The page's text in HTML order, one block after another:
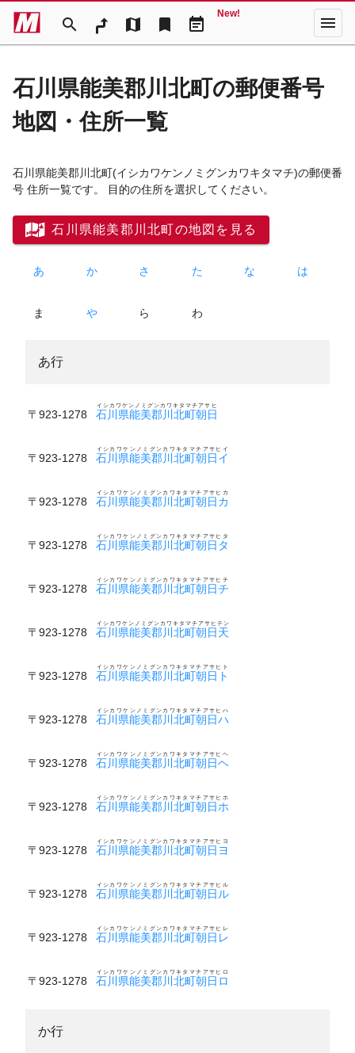
search map bookmark event_note
New! menu
石川県能美郡川北町の郵便番号
地図・住所一覧
石川県能美郡川北町(イシカワケンノミグンカワキタマチ)の郵便番
号 住所一覧です。 目的の住所を選択してください。
石川県能美郡川北町の地図を見る
あ か さ た な は
ま や ら わ
あ行
〒923-1278 石川県能美郡川北町朝日
イシカワケンノミグンカワキタマチアサヒ
〒923-1278 石川県能美郡川北町朝日イ
イシカワケンノミグンカワキタマチアサヒイ
〒923-1278 石川県能美郡川北町朝日カ
イシカワケンノミグンカワキタマチアサヒカ
〒923-1278 石川県能美郡川北町朝日タ
イシカワケンノミグンカワキタマチアサヒタ
〒923-1278 石川県能美郡川北町朝日チ
イシカワケンノミグンカワキタマチアサヒチ
〒923-1278 石川県能美郡川北町朝日天
イシカワケンノミグンカワキタマチアサヒテン
〒923-1278 石川県能美郡川北町朝日ト
イシカワケンノミグンカワキタマチアサヒト
〒923-1278 石川県能美郡川北町朝日ハ
イシカワケンノミグンカワキタマチアサヒハ
〒923-1278 石川県能美郡川北町朝日ヘ
イシカワケンノミグンカワキタマチアサヒヘ
〒923-1278 石川県能美郡川北町朝日ホ
イシカワケンノミグンカワキタマチアサヒホ
〒923-1278 石川県能美郡川北町朝日ヨ
イシカワケンノミグンカワキタマチアサヒヨ
〒923-1278 石川県能美郡川北町朝日ル
イシカワケンノミグンカワキタマチアサヒル
〒923-1278 石川県能美郡川北町朝日レ
イシカワケンノミグンカワキタマチアサヒレ
〒923-1278 石川県能美郡川北町朝日ロ
イシカワケンノミグンカワキタマチアサヒロ
か行